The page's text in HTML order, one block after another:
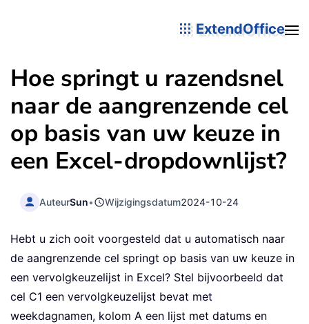
ExtendOffice
Hoe springt u razendsnel
naar de aangrenzende cel
op basis van uw keuze in
een Excel-dropdownlijst?
AuteurSun• Wijzigingsdatum2024-10-24
Hebt u zich ooit voorgesteld dat u automatisch naar
de aangrenzende cel springt op basis van uw keuze in
een vervolgkeuzelijst in Excel? Stel bijvoorbeeld dat
cel C1 een vervolgkeuzelijst bevat met
weekdagnamen, kolom A een lijst met datums en